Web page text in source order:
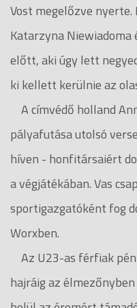
Vost megelőzve
Katarzyna Niewiadoma
előtt, aki úgy lett
ki kellett kerülnie az
A címvédő holland
pályafutása utolsó
híven - honfitársaiért
a végjátékában. Vas
sportigazgatóként fog
Worxben.
Az U23-as férfiak
hajráig az